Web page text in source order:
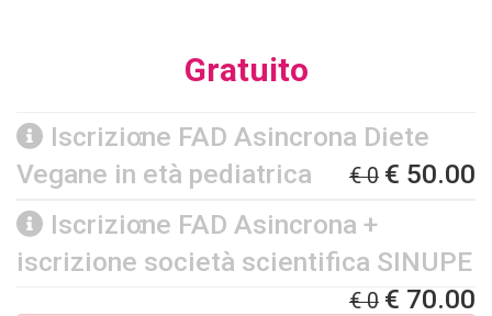
Gratuito
Iscrizione FAD Asincrona Diete
Vegane in età pediatrica
€ 0 € 50.00
Iscrizione FAD Asincrona +
iscrizione società scientifica SINUPE
€ 0 € 70.00